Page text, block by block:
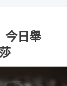
今日舉